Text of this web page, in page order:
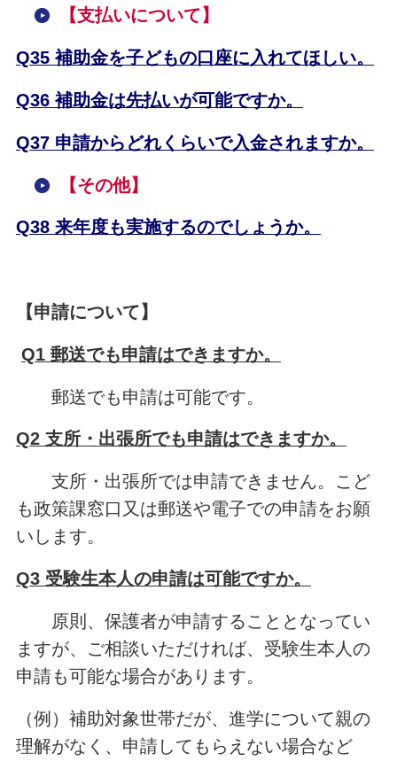
【支払いについて】
Q35 補助金を子どもの口座に入れてほしい。
Q36 補助金は先払いが可能ですか。
Q37 申請からどれくらいで入金されますか。
【その他】
Q38 来年度も実施するのでしょうか。
【申請について】
Q1 郵送でも申請はできますか。
郵送でも申請は可能です。
Q2 支所・出張所でも申請はできますか。
支所・出張所では申請できません。こど
も政策課窓口又は郵送や電子での申請をお願
いします。
Q3 受験生本人の申請は可能ですか。
原則、保護者が申請することとなってい
ますが、ご相談いただければ、受験生本人の
申請も可能な場合があります。
（例）補助対象世帯だが、進学について親の
理解がなく、申請してもらえない場合など